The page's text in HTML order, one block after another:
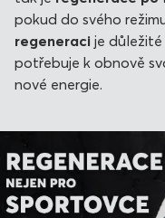
pokud do svého
regeneraci je
potřebuje k obnově
nové energie.